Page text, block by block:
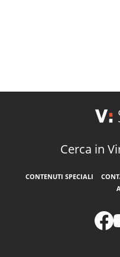
Cerca in
CONTENUTI SPECIALI